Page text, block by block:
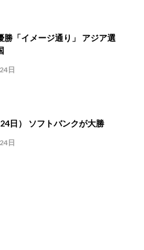
勝「イメージ通り」 アジア選
日
日） ソフトバンクが大勝
日